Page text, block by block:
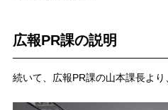
広報PR課の説明
続いて、広報PR課の山本課長より